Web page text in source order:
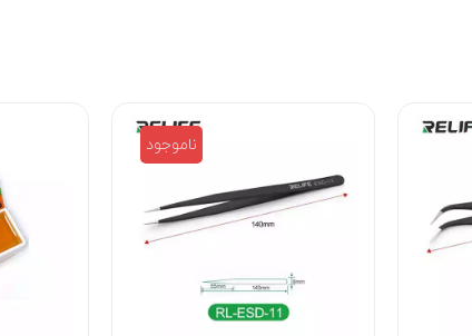
ناموجود